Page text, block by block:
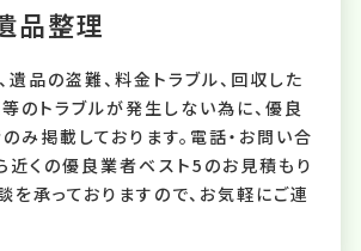
品整理
遺品の盗難、料金トラブル、回収した
のトラブルが発生しない為に、優良
み掲載しております。電話・お問い合
近くの優良業者ベスト5のお見積もり
を承っておりますので、お気軽にご連